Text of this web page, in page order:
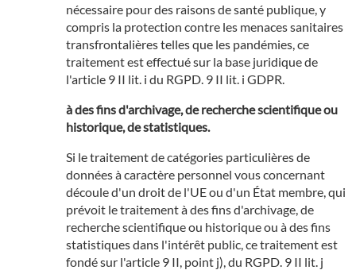
nécessaire pour des raisons de santé publique, y
compris la protection contre les menaces sanitaires
transfrontalières telles que les pandémies, ce
traitement est effectué sur la base juridique de
l'article 9 II lit. i du RGPD. 9 II lit. i GDPR.
à des fins d'archivage, de recherche scientifique ou
historique, de statistiques.
Si le traitement de catégories particulières de
données à caractère personnel vous concernant
découle d'un droit de l'UE ou d'un État membre, qui
prévoit le traitement à des fins d'archivage, de
recherche scientifique ou historique ou à des fins
statistiques dans l'intérêt public, ce traitement est
fondé sur l'article 9 II, point j), du RGPD. 9 II lit. j